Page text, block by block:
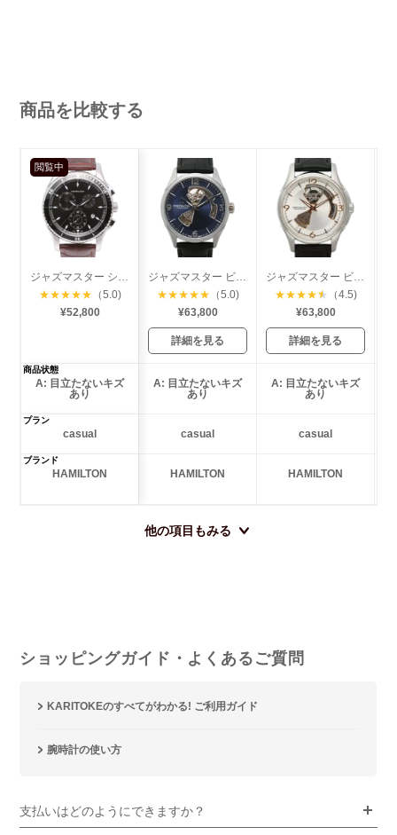
商品を比較する
閲覧中
★★★★★ （5.0)
¥52,800
★★★★★ （5.0)
¥63,800
詳細を見る
★★★★★
（4.5)
¥63,800
詳細を見る
商品状態
A: 目立たないキズ
あり
A: 目立たないキズ
あり
A: 目立たないキズ
あり
プラン
casual casual casual
ブランド
HAMILTON HAMILTON HAMILTON
他の項目もみる
ショッピングガイド・よくあるご質問
KARITOKEのすべてがわかる! ご利用ガイド
腕時計の使い方
支払いはどのようにできますか？